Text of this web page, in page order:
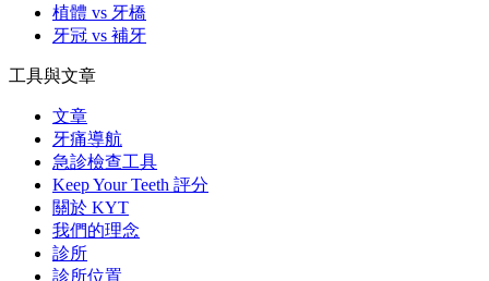
植體 vs 牙橋
牙冠 vs 補牙
工具與文章
文章
牙痛導航
急診檢查工具
Keep Your Teeth 評分
關於 KYT
我們的理念
診所
診所位置